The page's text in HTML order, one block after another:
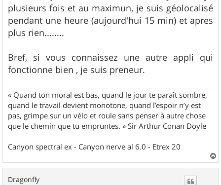
plusieurs fois et au maximun, je suis géolocalisé
pendant une heure (aujourd'hui 15 min) et apres
plus rien........
Bref, si vous connaissez une autre appli qui
fonctionne bien , je suis preneur.
« Quand ton moral est bas, quand le jour te paraît sombre,
quand le travail devient monotone, quand l’espoir n’y est
pas, grimpe sur un vélo et roule sans penser à autre chose
que le chemin que tu empruntes. » Sir Arthur Conan Doyle
Canyon spectral ex - Canyon nerve al 6.0 - Etrex 20
a
Dragonfly